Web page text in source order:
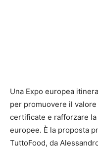
Una Expo europea
per promuovere il
certificate e rafforzare
europee. È la proposta
TuttoFood, da